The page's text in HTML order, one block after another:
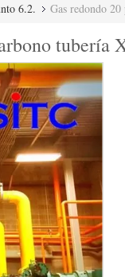
6.2. Gas redondo 20
tubería